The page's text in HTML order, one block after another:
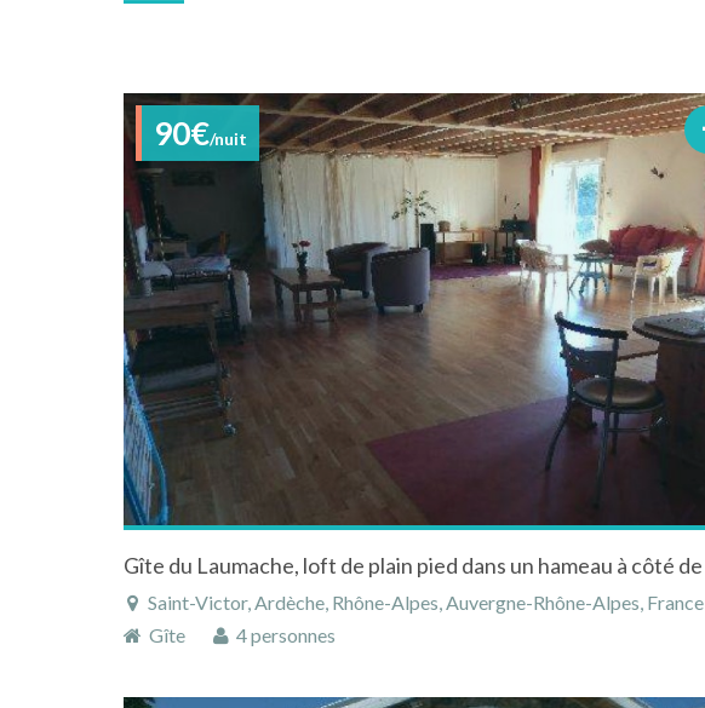
90€/nuit
Saint-Victor, Ardèche, Rhône-Alpes, Auvergne-Rhône-Alpes, France
Gîte
4 personnes